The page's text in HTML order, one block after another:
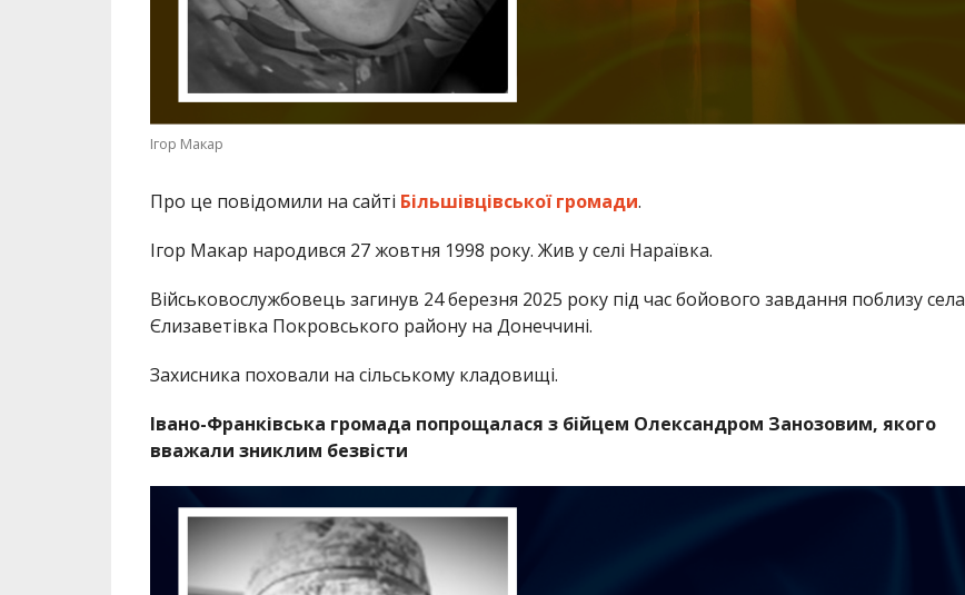
Ігор Макар
Про це повідомили на сайті Більшівцівської громади.
Ігор Макар народився 27 жовтня 1998 року. Жив у селі Нараївка.
Військовослужбовець загинув 24 березня 2025 року під час бойового завдання поблизу села
Єлизаветівка Покровського району на Донеччині.
Захисника поховали на сільському кладовищі.
Івано-Франківська громада попрощалася з бійцем Олександром Занозовим, якого
вважали зниклим безвісти